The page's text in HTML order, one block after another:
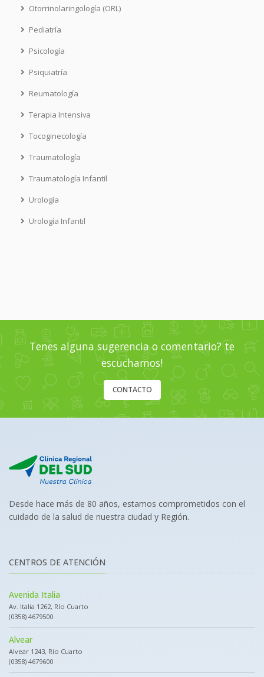
Otorrinolaringología (ORL)
Pediatría
Psicología
Psiquiatría
Reumatología
Terapia Intensiva
Tocoginecología
Traumatología
Traumatología Infantil
Urología
Urología Infantil
Tenes alguna sugerencia o comentario? te
escuchamos!
CONTACTO
Desde hace más de 80 años, estamos comprometidos con el
cuidado de la salud de nuestra ciudad y Región.
CENTROS DE ATENCIÓN
Avenida Italia
Av. Italia 1262, Río Cuarto
(0358) 4679500
Alvear
Alvear 1243, Río Cuarto
(0358) 4679600